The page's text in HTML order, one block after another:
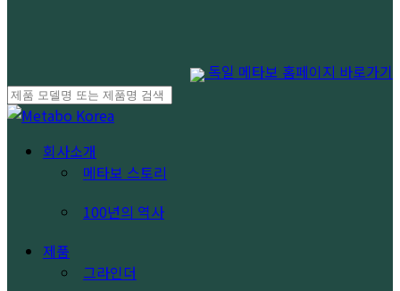
독일 메타보 홈페이지 바로가기
Close
search
Menu 회사소개
메타보 스토리
100년의 역사
제품
그라인더